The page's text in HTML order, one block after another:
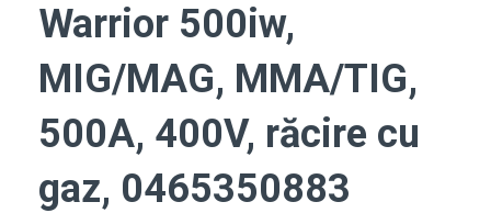
Warrior 500iw,
MIG/MAG, MMA/TIG,
500A, 400V, răcire cu
gaz, 0465350883